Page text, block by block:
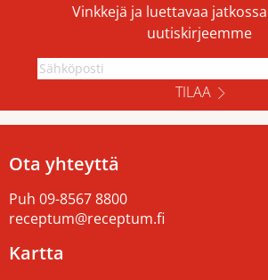
Vinkkejä ja luettavaa
uutiskirjeemme
TILAA
Ota yhteyttä
Puh 09-8567 8800
receptum@receptum.fi
Kartta